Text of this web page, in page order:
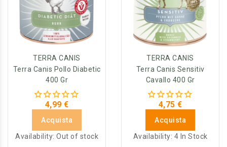
TERRA CANIS
Terra Canis Pollo Diabetic
400 Gr
4,99 €
Acquista
Availability: Out of stock
TERRA CANIS
Terra Canis Sensitiv
Cavallo 400 Gr
4,75 €
Acquista
Availability: 4 In Stock